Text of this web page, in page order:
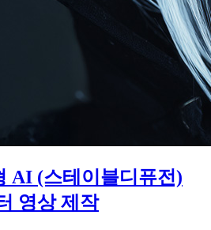
AI (스테이블디퓨전)
영상 제작